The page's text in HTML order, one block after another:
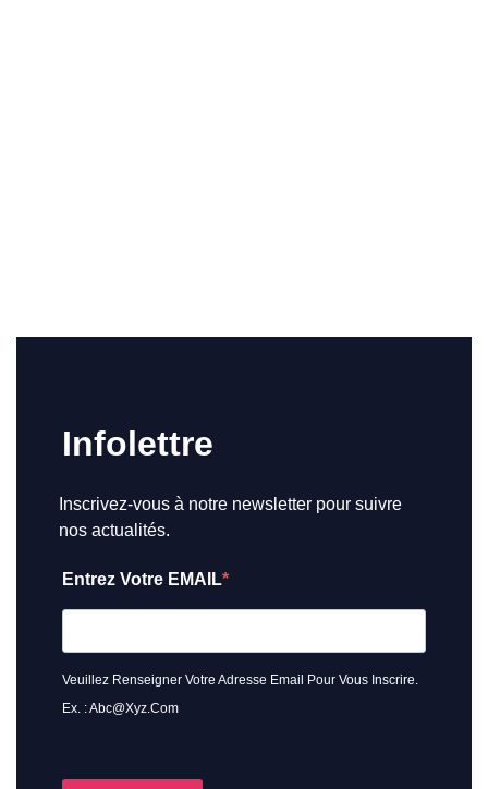
Infolettre
Inscrivez-vous à notre newsletter pour suivre
nos actualités.
Entrez Votre EMAIL
Veuillez Renseigner Votre Adresse Email Pour Vous Inscrire.
Ex. : Abc@xyz.com